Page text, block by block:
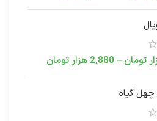
تومان –
2,880 هزار تومان
گیاه